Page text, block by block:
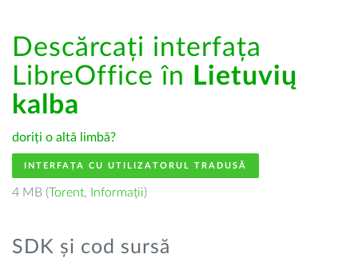
Descărcați interfața
LibreOffice în Lietuvių
kalba
doriți o altă limbă?
INTERFAȚA CU UTILIZATORUL TRADUSĂ
4 MB (Torent, Informații)
SDK și cod sursă